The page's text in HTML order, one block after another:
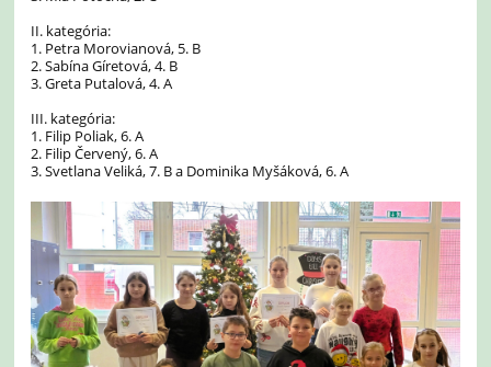
II. kategória:
1. Petra Morovianová, 5. B
2. Sabína Gíretová, 4. B
3. Greta Putalová, 4. A
III. kategória:
1. Filip Poliak, 6. A
2. Filip Červený, 6. A
3. Svetlana Veliká, 7. B a Dominika Myšáková, 6. A